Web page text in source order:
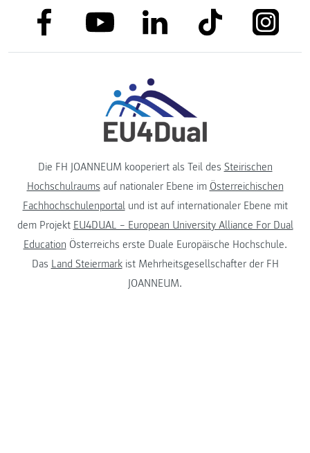
link to facebooklink to youtubelink to linkedinlink to tiktok
Die FH JOANNEUM kooperiert als Teil des Steirischen
Hochschulraums auf nationaler Ebene im Österreichischen
Fachhochschulenportalund ist auf internationaler Ebene mit
dem Projekt EU4DUAL – European University Alliance For Dual
Education Österreichs erste Duale Europäische Hochschule.
Das Land Steiermarkist Mehrheitsgesellschafter der FH
JOANNEUM.